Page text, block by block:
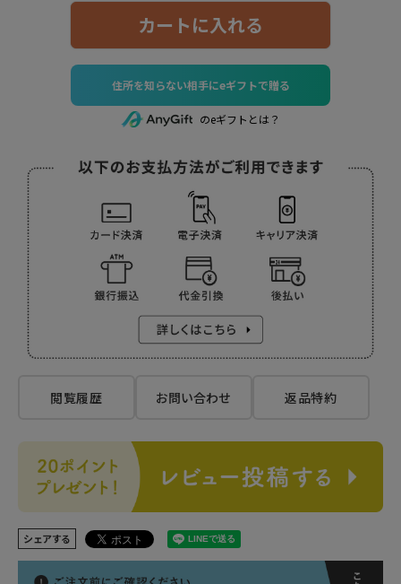
カートに入れる
住所を知らない相手にeギフトで贈る
のeギフトとは？
閲覧履歴 お問い合わせ 返品特約
シェアする